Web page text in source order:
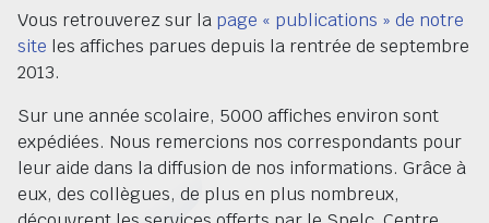
Vous retrouverez sur la page « publications » de notre
site les affiches parues depuis la rentrée de septembre
2013.
Sur une année scolaire, 5000 affiches environ sont
expédiées. Nous remercions nos correspondants pour
leur aide dans la diffusion de nos informations. Grâce à
eux, des collègues, de plus en plus nombreux,